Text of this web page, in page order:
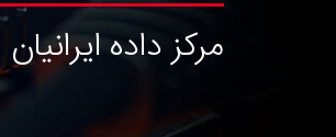
مرکز داده ایرانیان